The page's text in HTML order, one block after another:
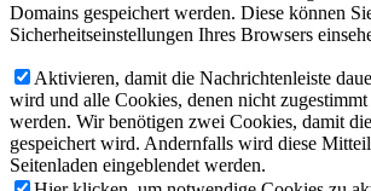
Domains gespeichert werden. Diese können
Sicherheitseinstellungen Ihres Browsers
Aktivieren, damit die Nachrichtenleiste
wird und alle Cookies, denen nicht
werden. Wir benötigen zwei Cookies, damit
gespeichert wird. Andernfalls wird diese
Seitenladen eingeblendet werden.